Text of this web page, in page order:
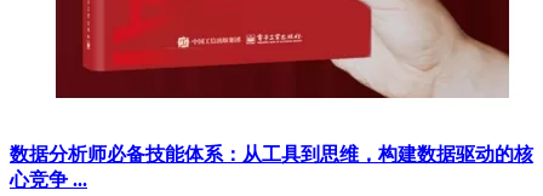
数据分析师必备技能体系：从工具到思维，构建数据驱动的核
心竞争 ...